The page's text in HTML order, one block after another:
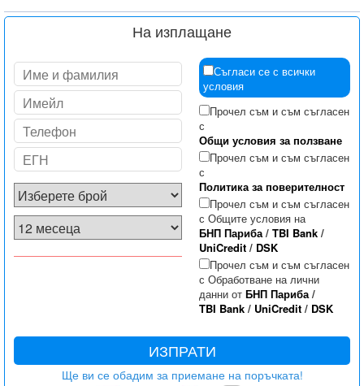
На изплащане
Съгласи се с всички
условия
Прочел съм и съм съгласен
с
Общи условия за ползване
Прочел съм и съм съгласен
с
Политика за поверителност
Прочел съм и съм съгласен
с Общите условия на
БНП Париба/ TBI Bank/
UniCredit/ DSK
Прочел съм и съм съгласен
с Обработване на лични
данни от БНП Париба/
TBI Bank/ UniCredit/ DSK
ИЗПРАТИ
Ще ви се обадим за приемане на поръчката!